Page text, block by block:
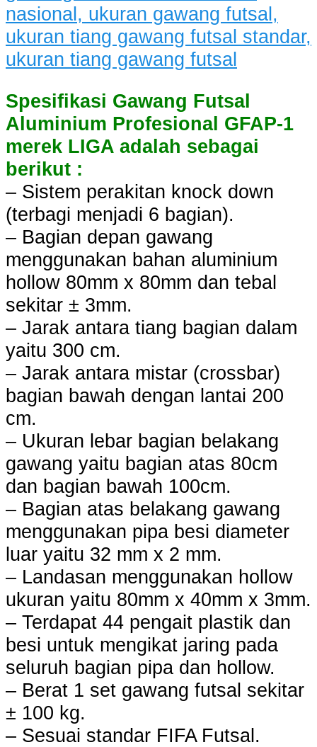
Spesifikasi Gawang Futsal
Aluminium Profesional GFAP-1
merek LIGA adalah sebagai
berikut :
– Sistem perakitan knock down
(terbagi menjadi 6 bagian).
– Bagian depan gawang
menggunakan bahan aluminium
hollow 80mm x 80mm dan tebal
sekitar ± 3mm.
– Jarak antara tiang bagian dalam
yaitu 300 cm.
– Jarak antara mistar (crossbar)
bagian bawah dengan lantai 200
cm.
– Ukuran lebar bagian belakang
gawang yaitu bagian atas 80cm
dan bagian bawah 100cm.
– Bagian atas belakang gawang
menggunakan pipa besi diameter
luar yaitu 32 mm x 2 mm.
– Landasan menggunakan hollow
ukuran yaitu 80mm x 40mm x 3mm.
– Terdapat 44 pengait plastik dan
besi untuk mengikat jaring pada
seluruh bagian pipa dan hollow.
– Berat 1 set gawang futsal sekitar
± 100 kg.
– Sesuai standar FIFA Futsal.